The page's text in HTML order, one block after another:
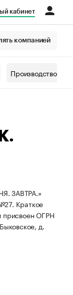
кабинет
компанией
Производство
ЗАВТРА.»
Краткое
присвоен ОГРН
д.